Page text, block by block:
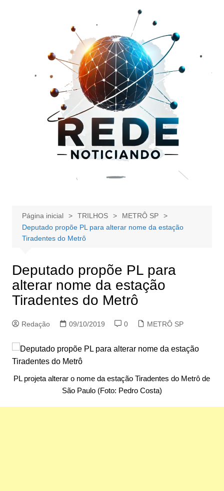
Página inicial TRILHOS
METRÔ SP
Deputado propõe PL para alterar nome da estação
Tiradentes do Metrô
Deputado propõe PL para
alterar nome da estação
Tiradentes do Metrô
Redação 09/10/2019 0 METRÔ SP
PL projeta alterar o nome da estação Tiradentes do Metrô de
São Paulo (Foto: Pedro Costa)